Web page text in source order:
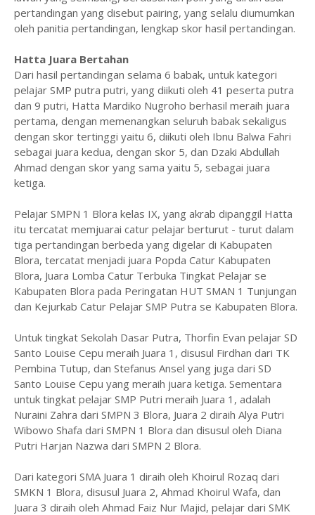
pertandingan yang disebut pairing, yang selalu diumumkan
oleh panitia pertandingan, lengkap skor hasil pertandingan.
Hatta Juara Bertahan
Dari hasil pertandingan selama 6 babak, untuk kategori
pelajar SMP putra putri, yang diikuti oleh 41 peserta putra
dan 9 putri, Hatta Mardiko Nugroho berhasil meraih juara
pertama, dengan memenangkan seluruh babak sekaligus
dengan skor tertinggi yaitu 6, diikuti oleh Ibnu Balwa Fahri
sebagai juara kedua, dengan skor 5, dan Dzaki Abdullah
Ahmad dengan skor yang sama yaitu 5, sebagai juara
ketiga.
Pelajar SMPN 1 Blora kelas IX, yang akrab dipanggil Hatta
itu tercatat memjuarai catur pelajar berturut - turut dalam
tiga pertandingan berbeda yang digelar di Kabupaten
Blora, tercatat menjadi juara Popda Catur Kabupaten
Blora, Juara Lomba Catur Terbuka Tingkat Pelajar se
Kabupaten Blora pada Peringatan HUT SMAN 1 Tunjungan
dan Kejurkab Catur Pelajar SMP Putra se Kabupaten Blora.
Untuk tingkat Sekolah Dasar Putra, Thorfin Evan pelajar SD
Santo Louise Cepu meraih Juara 1, disusul Firdhan dari TK
Pembina Tutup, dan Stefanus Ansel yang juga dari SD
Santo Louise Cepu yang meraih juara ketiga. Sementara
untuk tingkat pelajar SMP Putri meraih Juara 1, adalah
Nuraini Zahra dari SMPN 3 Blora, Juara 2 diraih Alya Putri
Wibowo Shafa dari SMPN 1 Blora dan disusul oleh Diana
Putri Harjan Nazwa dari SMPN 2 Blora.
Dari kategori SMA Juara 1 diraih oleh Khoirul Rozaq dari
SMKN 1 Blora, disusul Juara 2, Ahmad Khoirul Wafa, dan
Juara 3 diraih oleh Ahmad Faiz Nur Majid, pelajar dari SMK